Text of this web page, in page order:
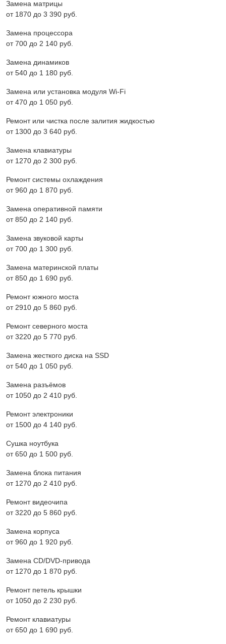
Замена матрицы
от 1870 до 3 390 pyб.
Замена процессора
от 700 до 2 140 pyб.
Замена динамиков
от 540 до 1 180 pyб.
Замена или установка модуля Wi-Fi
от 470 до 1 050 pyб.
Ремонт или чистка после залития жидкостью
от 1300 до 3 640 pyб.
Замена клавиатуры
от 1270 до 2 300 pyб.
Ремонт системы охлаждения
от 960 до 1 870 pyб.
Замена оперативной памяти
от 850 до 2 140 pyб.
Замена звуковой карты
от 700 до 1 300 pyб.
Замена материнской платы
от 850 до 1 690 pyб.
Ремонт южного моста
от 2910 до 5 860 pyб.
Ремонт северного моста
от 3220 до 5 770 pyб.
Замена жесткого диска на SSD
от 540 до 1 050 pyб.
Замена разъёмов
от 1050 до 2 410 pyб.
Ремонт электроники
от 1500 до 4 140 pyб.
Сушка ноутбука
от 650 до 1 500 pyб.
Замена блока питания
от 1270 до 2 410 pyб.
Ремонт видеочипа
от 3220 до 5 860 pyб.
Замена корпуса
от 960 до 1 920 pyб.
Замена CD/DVD-привода
от 1270 до 1 870 pyб.
Ремонт петель крышки
от 1050 до 2 230 pyб.
Ремонт клавиатуры
от 650 до 1 690 pyб.